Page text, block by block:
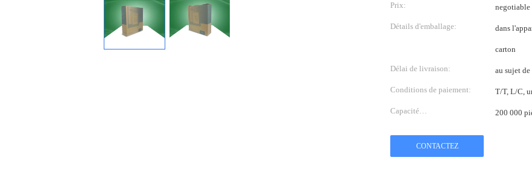
Prix: negotiable
Détails d'emballage: dans
carton
Délai de livraison: au sujet
Conditions de paiement: T/T, L/C,
Capacité
200 000
CONTACTEZ